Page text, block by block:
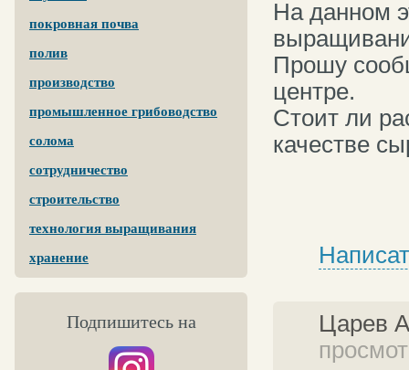
покровная почва
полив
производство
промышленное грибоводство
солома
сотрудничество
строительство
технология выращивания
хранение
Подпишитесь на
На данном
Прошу
центре.
Стоит ли
качестве
Царев